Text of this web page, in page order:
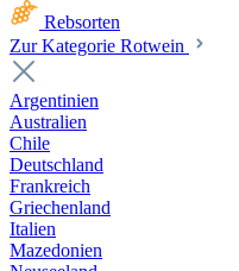
Rebsorten
Zur Kategorie Rotwein
Argentinien
Australien
Chile
Deutschland
Frankreich
Griechenland
Italien
Mazedonien